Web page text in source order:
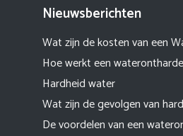
Nieuwsberichten
Wat zijn de kosten van een
Hoe werkt een
Hardheid water
Wat zijn de gevolgen van
De voordelen van een